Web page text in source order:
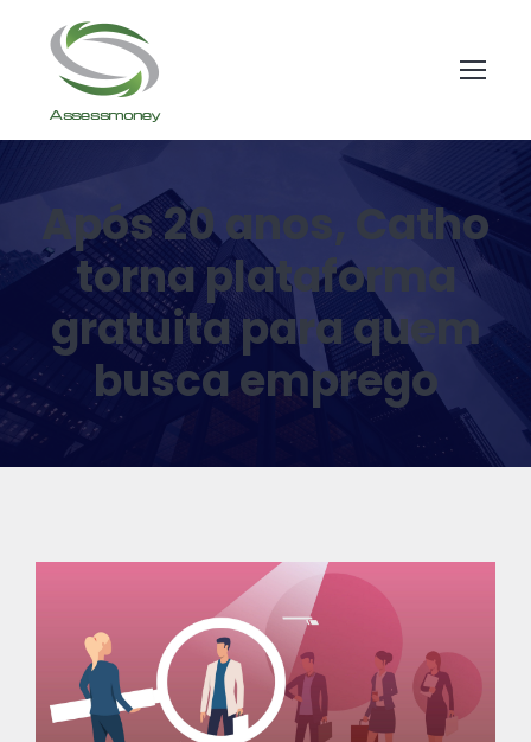
Após 20 anos, Catho
torna plataforma
gratuita para quem
busca emprego